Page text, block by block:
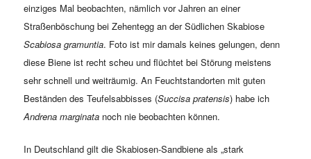
einziges Mal beobachten, nämlich vor Jahren an einer
Straßenböschung bei Zehentegg an der Südlichen Skabiose
Scabiosa gramuntia. Foto ist mir damals keines gelungen, denn
diese Biene ist recht scheu und flüchtet bei Störung meistens
sehr schnell und weiträumig. An Feuchtstandorten mit guten
Beständen des Teufelsabbisses (Succisa pratensis) habe ich
Andrena marginata noch nie beobachten können.
In Deutschland gilt die Skabiosen-Sandbiene als „stark